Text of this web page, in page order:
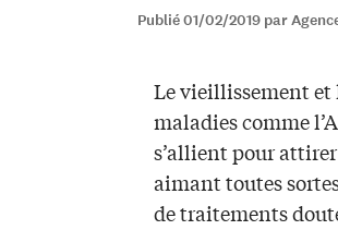
Publié 01/02/2019 par
Le vieillissement et
maladies comme
s’allient pour
aimant toutes
de traitements